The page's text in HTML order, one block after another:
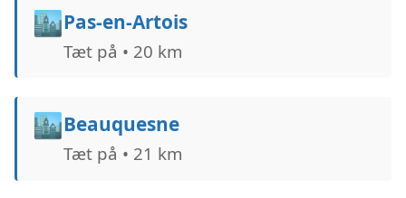
🏙️Pas-en-Artois
Tæt på • 20 km
🏙️Beauquesne
Tæt på • 21 km